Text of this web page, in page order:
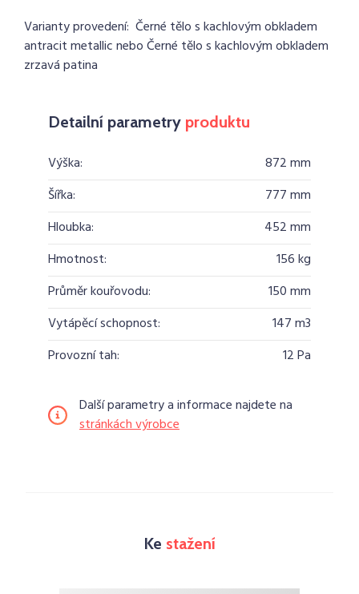
Varianty provedení: Černé tělo s kachlovým obkladem
antracit metallic nebo Černé tělo s kachlovým obkladem
zrzavá patina
Detailní parametry produktu
Výška:
872 mm
Šířka:
777 mm
Hloubka:
452 mm
Hmotnost:
156 kg
Průměr kouřovodu:
150 mm
Vytápěcí schopnost:
147 m3
Provozní tah:
12 Pa
Další parametry a informace najdete na
stránkách výrobce
Ke stažení